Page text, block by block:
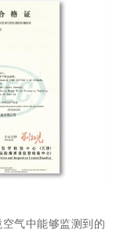
气中能够监测到的